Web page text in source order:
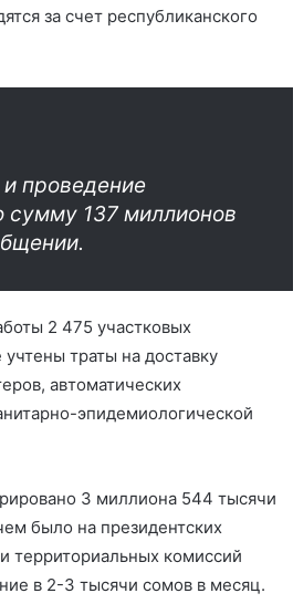
за счет республиканского
проведение
сумму 137 миллионов
2 475 участковых
траты на доставку
автоматических
эпидемиологической
3 миллиона 544 тысячи
было на президентских
территориальных комиссий
в 2-3 тысячи сомов в месяц.